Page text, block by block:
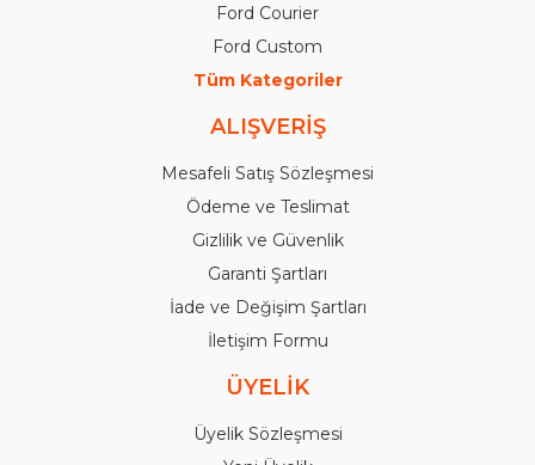
Ford Courier
Ford Custom
Tüm Kategoriler
ALIŞVERİŞ
Mesafeli Satış Sözleşmesi
Ödeme ve Teslimat
Gizlilik ve Güvenlik
Garanti Şartları
İade ve Değişim Şartları
İletişim Formu
ÜYELİK
Üyelik Sözleşmesi